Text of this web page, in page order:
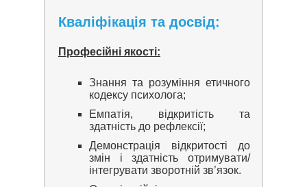
Кваліфікація та досвід:
Професійні якості:
Знання та розуміння етичного
кодексу психолога;
Емпатія, відкритість та
здатність до рефлексії;
Демонстрація відкритості до
змін і здатність отримувати/
інтегрувати зворотній зв’язок.